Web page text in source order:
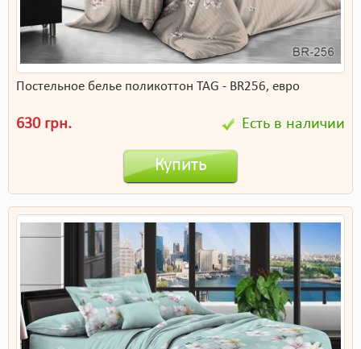
Постельное белье поликоттон TAG - BR256, евро
630 грн. Есть в наличии
Купить